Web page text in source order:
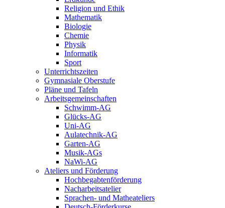
Religion und Ethik
Mathematik
Biologie
Chemie
Physik
Informatik
Sport
Unterrichtszeiten
Gymnasiale Oberstufe
Pläne und Tafeln
Arbeitsgemeinschaften
Schwimm-AG
Glücks-AG
Uni-AG
Aulatechnik-AG
Garten-AG
Musik-AGs
NaWi-AG
Ateliers und Förderung
Hochbegabtenförderung
Nacharbeitsatelier
Sprachen- und Matheateliers